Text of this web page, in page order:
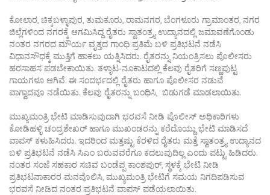
ಕೋಲಾರ, ಚಿಕ್ಕಬಳ್ಳಾಪುರ, ತುಮಕೂರು, ರಾಮನಗರ, ಬೆಂಗಳೂರು ಗ್ರಾಮಾಂತರ, ನಗರ
ಜಿಲ್ಲೆಗಳಿಂದ ನಗರಕ್ಕೆ ಆಗಮಿಸಿದ್ದ ರೈತರು ಸ್ವಾತಂತ್ರ್ಯ ಉದ್ಯಾನದಲ್ಲಿ ಜಮಾವಣೆಗೊಂಡು
ನಂತರ ನಗರದ ಮೌರ್ಯ ವೃತ್ತದ ಗಾಂಧಿ ಪ್ರತಿಮೆ ಬಳಿ ಪ್ರತಿಭಟನೆ ನಡೆಸಿ
ವಿಧಾನಸೌಧಕ್ಕೆ ಮುತ್ತಿಗೆ ಹಾಕಲು ಯತ್ನಿಸಿದರು. ರೈತರನ್ನು ನಿಯಂತ್ರಿಸಲು ಪೊಲೀಸರು
ಹರಸಾಹಸ ಪಡಬೇಕಾಯಿತು. ತಳ್ಳಾಟ-ನೂಕಾಟದಲ್ಲಿ ಕೆಲವು ರೈತರಿಗೆ ಸಣ್ಣಪುಟ್ಟ
ಗಾಯಗಳೂ ಆಗಿವೆ. ಈ ಸಂದರ್ಭದಲ್ಲಿ ರೈತರು ಹಾಗೂ ಪೊಲೀಸರ ನಡುವೆ
ವಾಗ್ವಾದವೂ ನಡೆಯಿತು. ಕೆಲವು ರೈತರನ್ನು ಬಂಧಿಸಿ, ಬಿಡುಗಡೆ ಮಾಡಲಾಯಿತು.
ಮುಖ್ಯಮಂತ್ರಿ ಭೇಟಿ ಮಾಡಿಸುವುದಾಗಿ ಭರವಸೆ ನೀಡಿ ಪೊಲೀಸ್‌ ಅಧಿಕಾರಿಗಳು
ಕೋಡಿಹಳ್ಳಿ ಚಂದ್ರಶೇಖರ್‌ ಹಾಗೂ ಮುಖಂಡರನ್ನು ಕರೆದೊಯ್ದು ಭೇಟಿ ಮಾಡಿಸದೆ
ವಾಪಸ್‌ ಕಳುಹಿಸಿದರು. ಇದರಿಂದ ಮತ್ತಷ್ಟು ಕೆರಳಿದ ರೈತರು ಮತ್ತೆ ಸ್ವಾತಂತ್ರ್ಯ ಉದ್ಯಾನದ
ಬಳಿ ಪ್ರತಿಭಟನೆ ನಡೆಸಿ ಸಿಎಂ ಬರುವವರೆಗೂ ಕದಲುವುದಿಲ್ಲ ಎಂದು ಪಟ್ಟು ಹಿಡಿದರು.
ನಂತರ ಸಂಜೆ ಸಹಕಾರ ಸಚಿವ ಬಂಡೆಪ್ಪ ಕಾಂಶಪುರ್‌, ಸ್ಥಳಕ್ಕೆ ಭೇಟಿ ನೀಡಿ
ಪ್ರತಿಭಟನಾಕಾರರ ಮನವೊಲಿಸಿ, ಮುಖ್ಯಮಂತ್ರಿ ಭೇಟಿಗೆ ಸಮಯ ನಿಗದಿಪಡಿಸುವ
ಭರವಸೆ ನೀಡಿದ ನಂತರ ಪ್ರತಿಭಟನೆ ವಾಪಸ್‌ ಪಡೆಯಲಾಯಿತು.